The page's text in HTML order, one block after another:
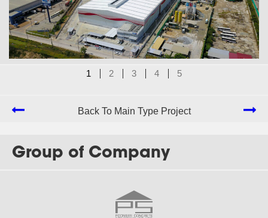
1 2 3 4 5
Back To Main Type Project
Group of Company